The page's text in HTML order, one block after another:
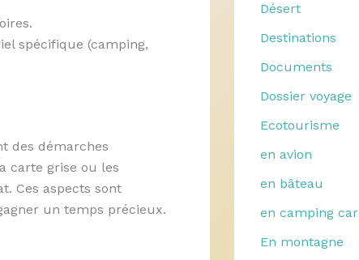
spécifique (camping,
des démarches
carte grise ou les
Ces aspects sont
un temps précieux.
Désert
Destinations
Documents
Dossier voyage
Ecotourisme
en avion
en bâteau
en camping car
En montagne